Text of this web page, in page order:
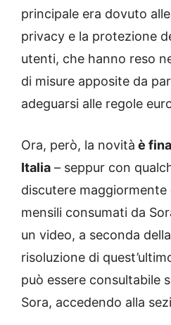
principale era dovuto
privacy e la protezione
utenti, che hanno reso
di misure apposite da
adeguarsi alle regole
Ora, però, la novità è
Italia – seppur con
discutere
mensili consumati da
un video, a seconda
risoluzione di
può essere consultabile
Sora, accedendo alla